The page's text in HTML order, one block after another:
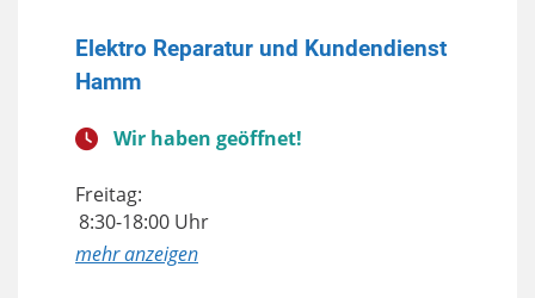
Elektro Reparatur und Kundendienst
Hamm
Wir haben geöffnet!
Freitag:
8:30-18:00 Uhr
anzeigen